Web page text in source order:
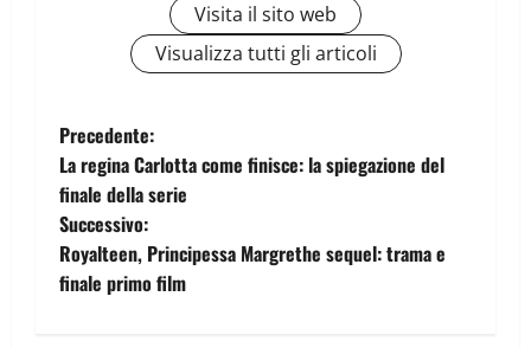
Visita il sito web
Visualizza tutti gli articoli
Precedente:
La regina Carlotta come finisce: la spiegazione del
finale della serie
Successivo:
Royalteen, Principessa Margrethe sequel: trama e
finale primo film